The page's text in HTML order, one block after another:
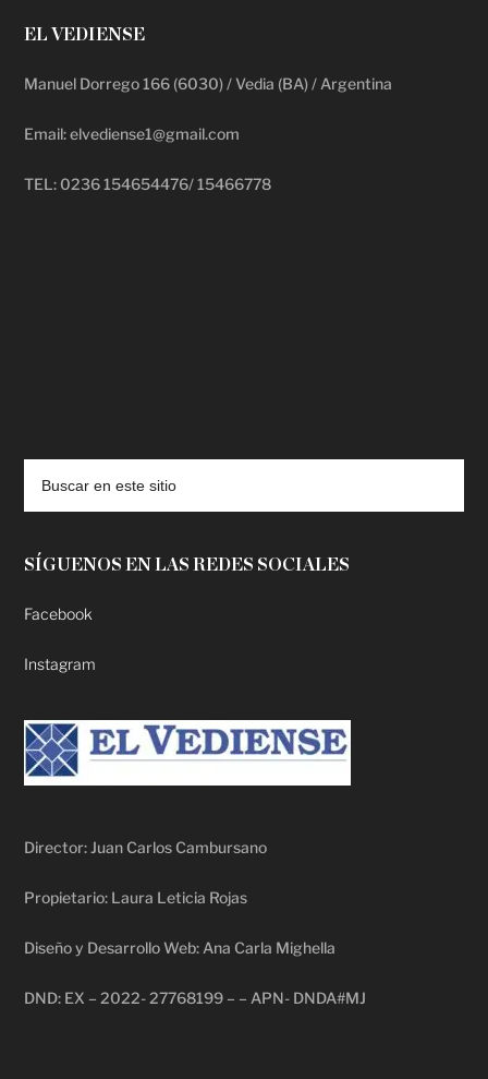
EL VEDIENSE
Manuel Dorrego 166 (6030) / Vedia (BA) / Argentina
Email: elvediense1@gmail.com
TEL: 0236 154654476/ 15466778
SÍGUENOS EN LAS REDES SOCIALES
Facebook
Instagram
Director: Juan Carlos Cambursano
Propietario: Laura Leticia Rojas
Diseño y Desarrollo Web: Ana Carla Mighella
DND: EX – 2022- 27768199 – – APN- DNDA#MJ